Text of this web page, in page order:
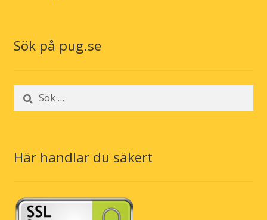
Sök på pug.se
Sök
efter:
Här handlar du säkert